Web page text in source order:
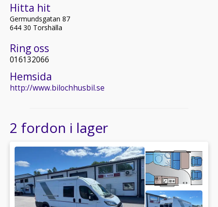
Hitta hit
Germundsgatan 87
644 30 Torshälla
Ring oss
016132066
Hemsida
http://www.bilochhusbil.se
2 fordon i lager